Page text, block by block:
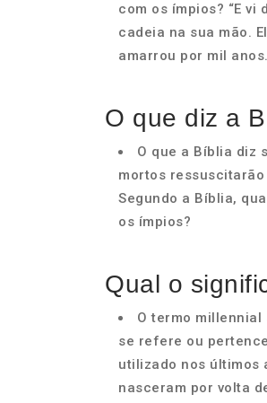
com os ímpios? “E
cadeia na sua mão.
amarrou por mil anos.
O que diz a
O que a Bíblia diz
mortos
Segundo a Bíblia,
os ímpios?
Qual o
O termo
se refere ou
utilizado nos últimos
nasceram por volta